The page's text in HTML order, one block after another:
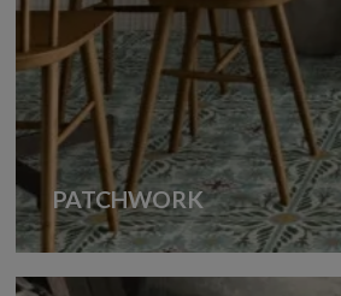
PATCHWORK